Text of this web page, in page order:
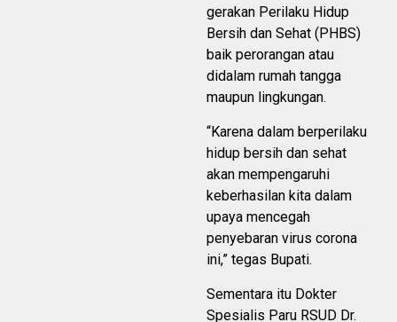
gerakan Perilaku Hidup
Bersih dan Sehat (PHBS)
baik perorangan atau
didalam rumah tangga
maupun lingkungan.
“Karena dalam berperilaku
hidup bersih dan sehat
akan mempengaruhi
keberhasilan kita dalam
upaya mencegah
penyebaran virus corona
ini,” tegas Bupati.
Sementara itu Dokter
Spesialis Paru RSUD Dr.